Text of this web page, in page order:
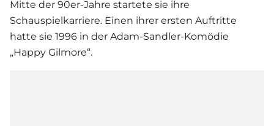
Mitte der 90er-Jahre startete sie ihre
Schauspielkarriere. Einen ihrer ersten Auftritte
hatte sie 1996 in der Adam-Sandler-Komödie
„Happy Gilmore“.